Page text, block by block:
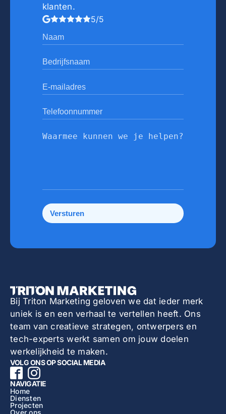
klanten.
5/5
Bij Triton Marketing geloven we dat ieder merk
uniek is en een verhaal te vertellen heeft. Ons
team van creatieve strategen, ontwerpers en
tech-experts werkt samen om jouw doelen
werkelijkheid te maken.
VOLG ONS OP SOCIAL MEDIA
NAVIGATIE
Home
Diensten
Projecten